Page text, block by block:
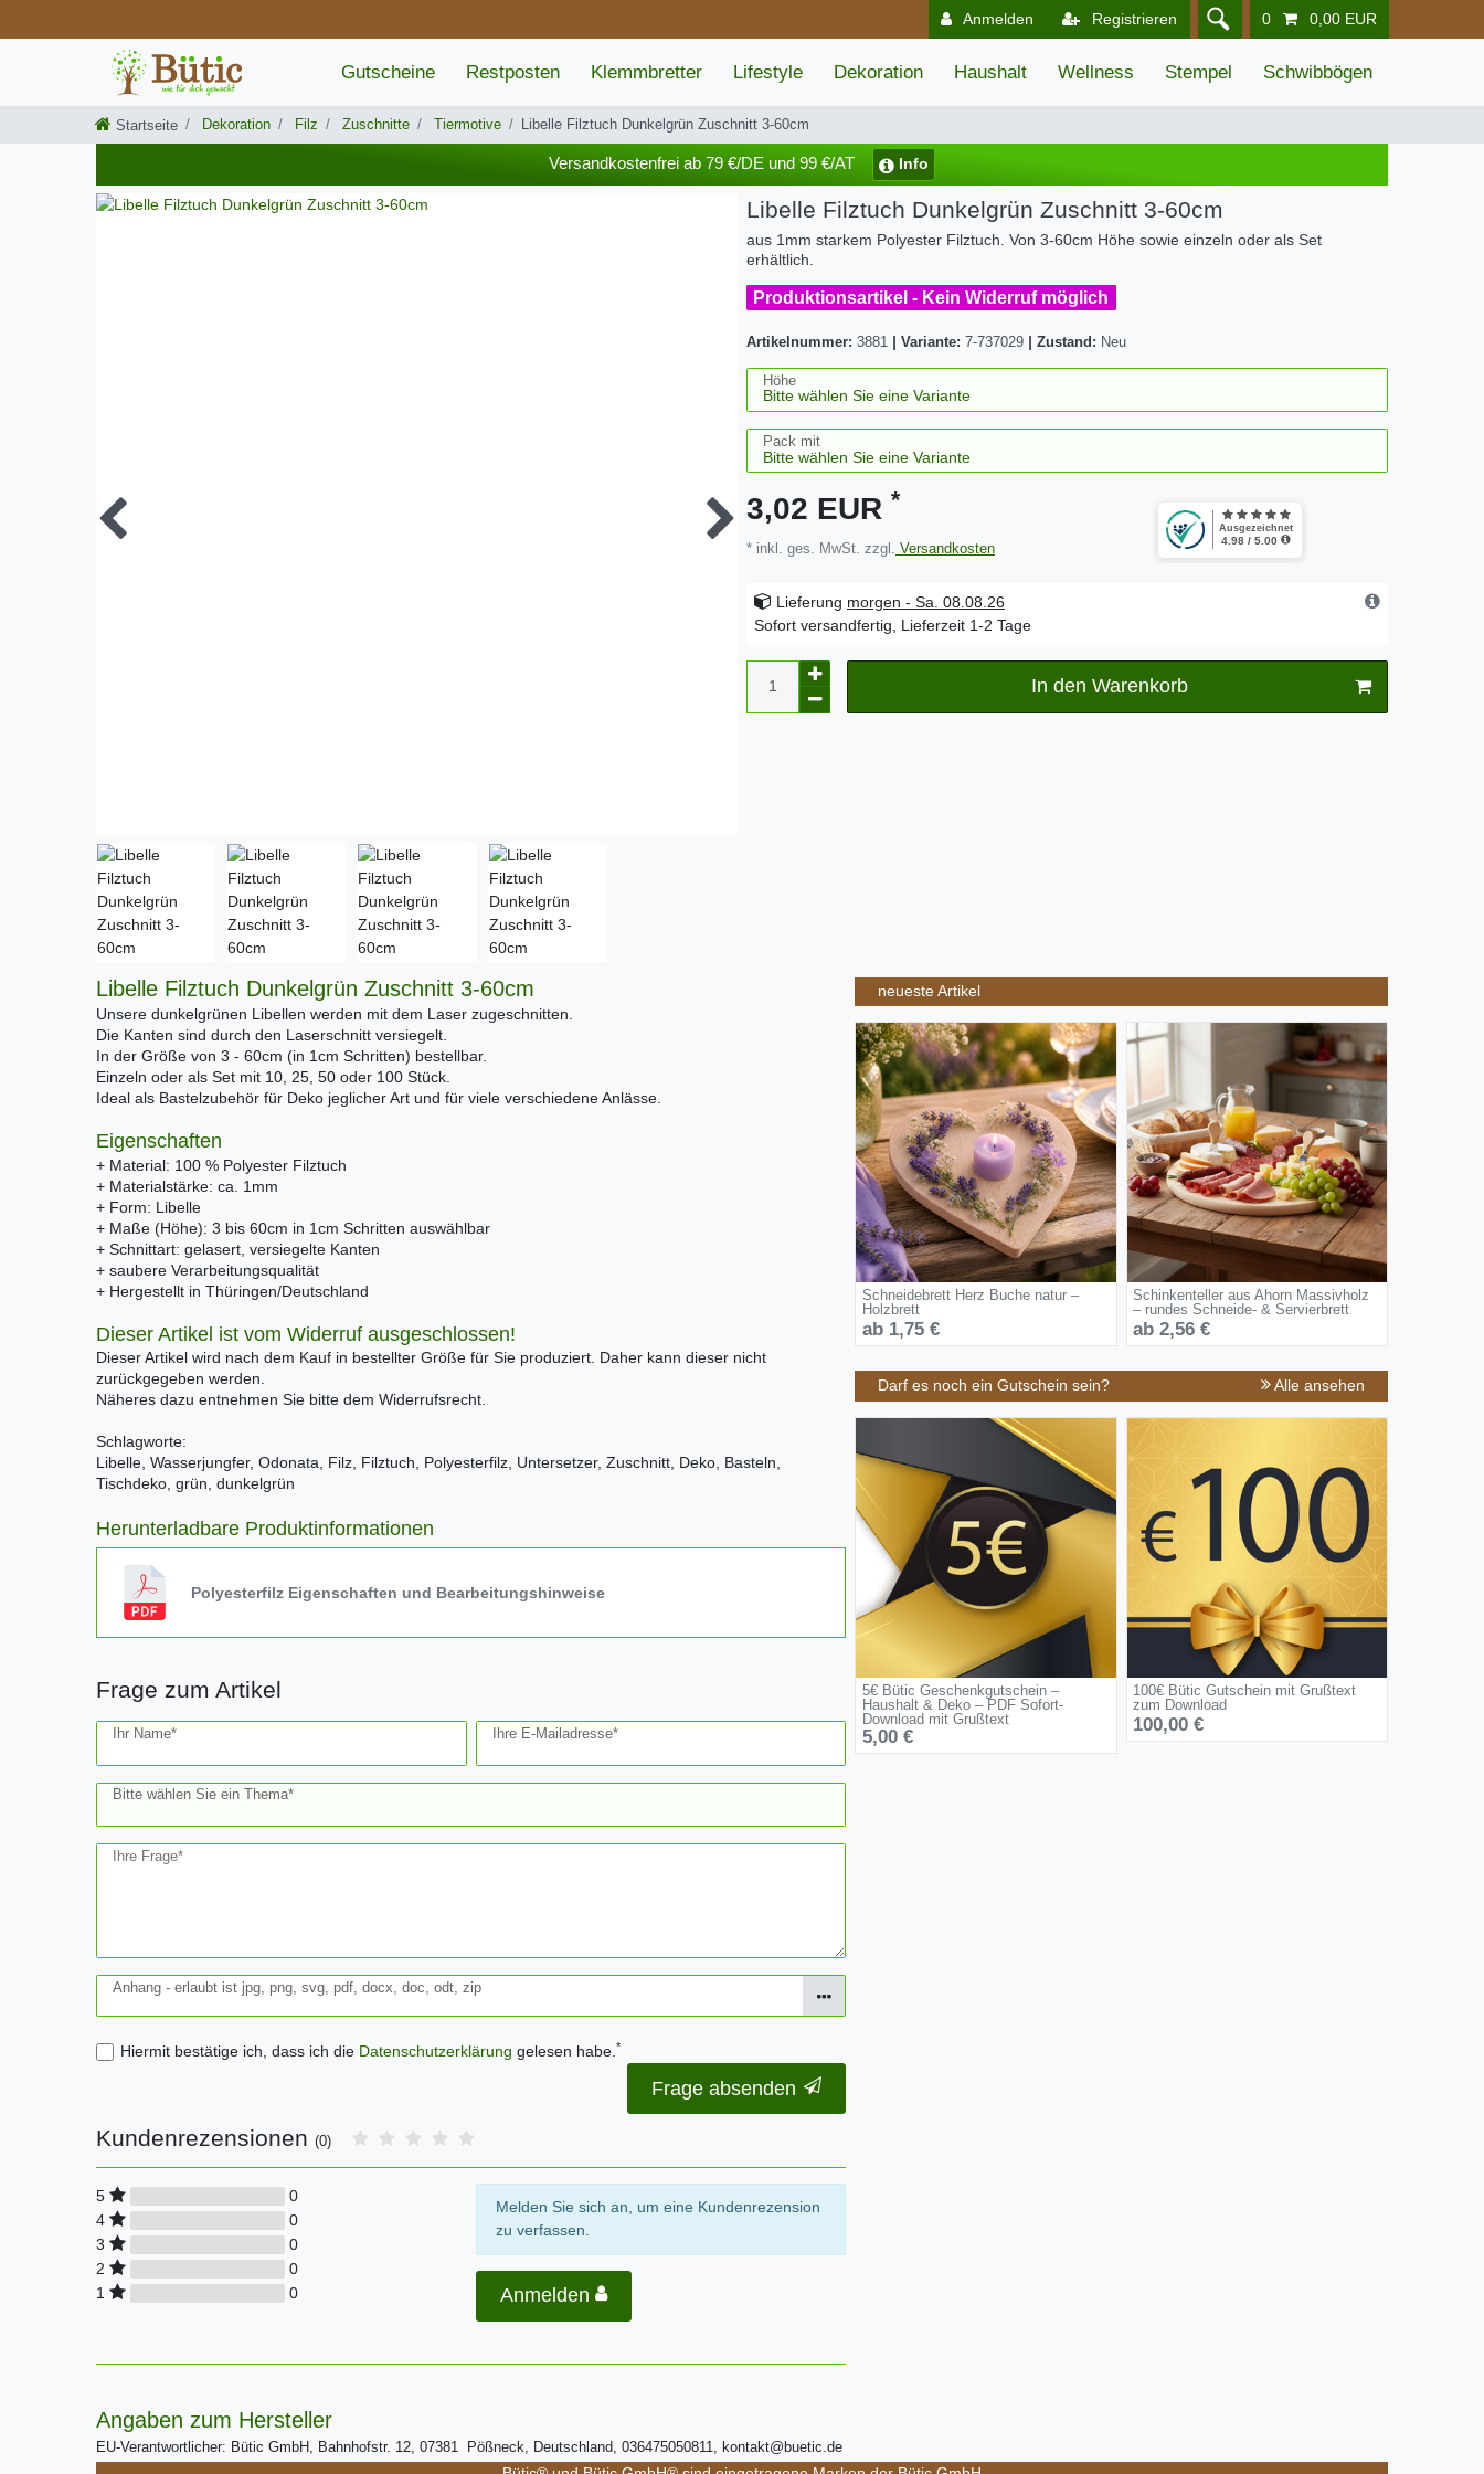
Anmelden Registrieren 0 0,00 EUR
Gutscheine Restposten Klemmbretter Lifestyle Dekoration Haushalt Wellness Stempel Schwibbögen
Startseite Dekoration Filz Zuschnitte Tiermotive Libelle Filztuch Dunkelgrün Zuschnitt 3-60cm
Versandkostenfrei ab 79 €/DE und 99 €/AT Info
Libelle Filztuch Dunkelgrün Zuschnitt 3-60cm
aus 1mm starkem Polyester Filztuch. Von 3-60cm Höhe sowie einzeln oder als Set
erhältlich.
Produktionsartikel - Kein Widerruf möglich
Artikelnummer: 3881 Variante: 7-737029 Zustand: Neu
Höhe
Pack mit
3,02 EUR *
* inkl. ges. MwSt. zzgl. Versandkosten
Lieferung morgen - Sa. 08.08.26
Sofort versandfertig, Lieferzeit 1-2 Tage
In den Warenkorb
Libelle Filztuch Dunkelgrün Zuschnitt 3-60cm
Unsere dunkelgrünen Libellen werden mit dem Laser zugeschnitten.
Die Kanten sind durch den Laserschnitt versiegelt.
In der Größe von 3 - 60cm (in 1cm Schritten) bestellbar.
Einzeln oder als Set mit 10, 25, 50 oder 100 Stück.
Ideal als Bastelzubehör für Deko jeglicher Art und für viele verschiedene Anlässe.
Eigenschaften
+ Material: 100 % Polyester Filztuch
+ Materialstärke: ca. 1mm
+ Form: Libelle
+ Maße (Höhe): 3 bis 60cm in 1cm Schritten auswählbar
+ Schnittart: gelasert, versiegelte Kanten
+ saubere Verarbeitungsqualität
+ Hergestellt in Thüringen/Deutschland
Dieser Artikel ist vom Widerruf ausgeschlossen!
Dieser Artikel wird nach dem Kauf in bestellter Größe für Sie produziert. Daher kann dieser nicht
zurückgegeben werden.
Näheres dazu entnehmen Sie bitte dem Widerrufsrecht.
Schlagworte:
Libelle, Wasserjungfer, Odonata, Filz, Filztuch, Polyesterfilz, Untersetzer, Zuschnitt, Deko, Basteln,
Tischdeko, grün, dunkelgrün
Herunterladbare Produktinformationen
Polyesterfilz Eigenschaften und Bearbeitungshinweise
Frage zum Artikel
Ihr Name* Ihre E-Mailadresse*
Bitte wählen Sie ein Thema*
Ihre Frage*
Anhang - erlaubt ist jpg, png, svg, pdf, docx, doc, odt, zip
Hiermit bestätige ich, dass ich die Daten­schutz­erklärung gelesen habe.*
Ceres::Template.mailFormHoneypotLabel
Frage absenden
Kundenrezensionen (0)
5
0
4
0
3
0
2
0
1
0
Melden Sie sich an, um eine Kundenrezension
zu verfassen.
Anmelden
Angaben zum Hersteller
EU-Verantwortlicher: Bütic GmbH, Bahnhofstr. 12, 07381 Pößneck, Deutschland, 036475050811, kontakt@buetic.de
neueste Artikel
Schneidebrett Herz Buche natur –
Holzbrett
ab 1,75 €
Schinkenteller aus Ahorn Massivholz
– rundes Schneide- & Servierbrett
ab 2,56 €
Darf es noch ein Gutschein sein? Alle ansehen
5€ Bütic Geschenkgutschein –
Haushalt & Deko – PDF Sofort-
Download mit Grußtext
5,00 €
100€ Bütic Gutschein mit Grußtext
zum Download
100,00 €